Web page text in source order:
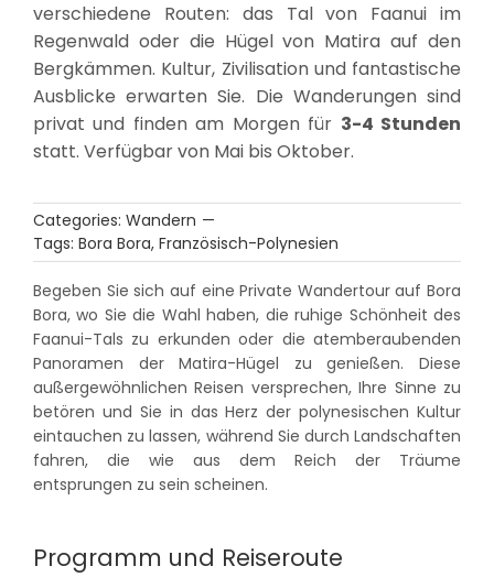
verschiedene Routen: das Tal von Faanui im
Regenwald oder die Hügel von Matira auf den
Bergkämmen. Kultur, Zivilisation und fantastische
Ausblicke erwarten Sie. Die Wanderungen sind
privat und finden am Morgen für 3-4 Stunden
statt. Verfügbar von Mai bis Oktober.
Categories: Wandern —
Tags: Bora Bora, Französisch-Polynesien
Begeben Sie sich auf eine Private Wandertour auf Bora
Bora, wo Sie die Wahl haben, die ruhige Schönheit des
Faanui-Tals zu erkunden oder die atemberaubenden
Panoramen der Matira-Hügel zu genießen. Diese
außergewöhnlichen Reisen versprechen, Ihre Sinne zu
betören und Sie in das Herz der polynesischen Kultur
eintauchen zu lassen, während Sie durch Landschaften
fahren, die wie aus dem Reich der Träume
entsprungen zu sein scheinen.
Programm und Reiseroute